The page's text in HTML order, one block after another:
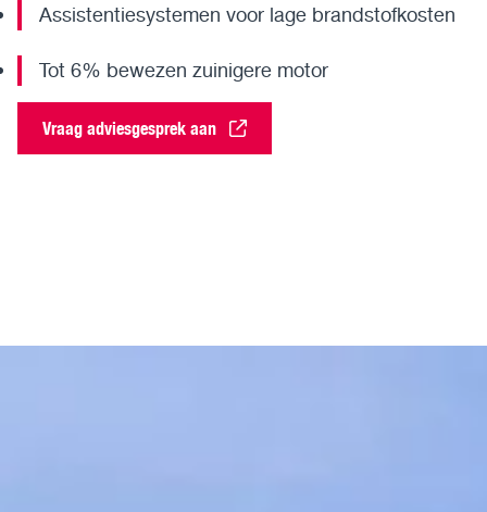
Assistentiesystemen voor lage brandstofkosten
Tot 6% bewezen zuinigere motor
Vraag adviesgesprek aan